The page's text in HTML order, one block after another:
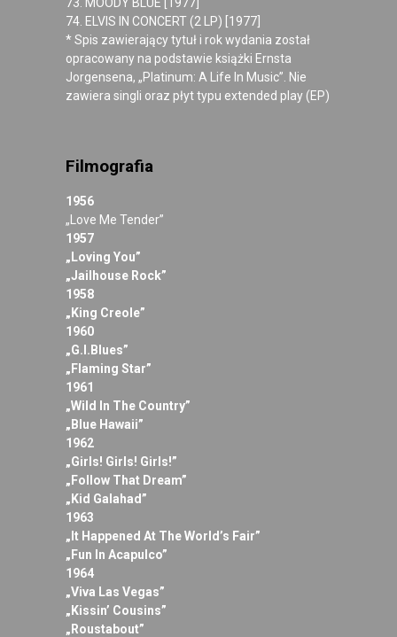
74. ELVIS IN CONCERT (2 LP) [1977]
* Spis zawierający tytuł i rok wydania został
opracowany na podstawie książki Ernsta
Jorgensena, „Platinum: A Life In Music”. Nie
zawiera singli oraz płyt typu extended play (EP)
Filmografia
1956
„Love Me Tender”
1957
„Loving You”
„Jailhouse Rock”
1958
„King Creole”
1960
„G.I.Blues”
„Flaming Star”
1961
„Wild In The Country”
„Blue Hawaii”
1962
„Girls! Girls! Girls!”
„Follow That Dream”
„Kid Galahad”
1963
„It Happened At The World’s Fair”
„Fun In Acapulco”
1964
„Viva Las Vegas”
„Kissin’ Cousins”
„Roustabout”